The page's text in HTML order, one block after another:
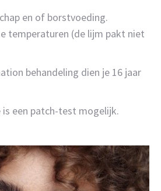
en of borstvoeding.
temperaturen (de lijm pakt niet
behandeling dien je 16 jaar
een patch-test mogelijk.